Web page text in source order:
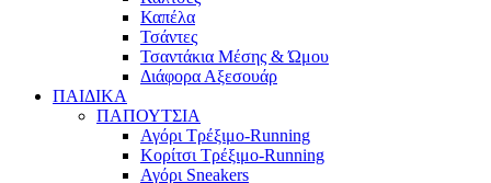
Καπέλα
Τσάντες
Τσαντάκια Μέσης & Ώμου
Διάφορα Αξεσουάρ
ΠΑΙΔΙΚΑ
ΠΑΠΟΥΤΣΙΑ
Αγόρι Τρέξιμο-Running
Κορίτσι Τρέξιμο-Running
Αγόρι Sneakers